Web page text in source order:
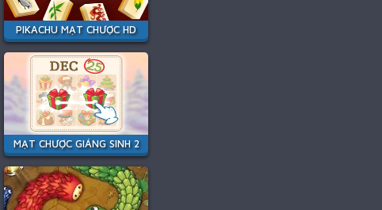
PIKACHU MẠT CHƯỢC HD
MẠT CHƯỢC GIÁNG SINH 2